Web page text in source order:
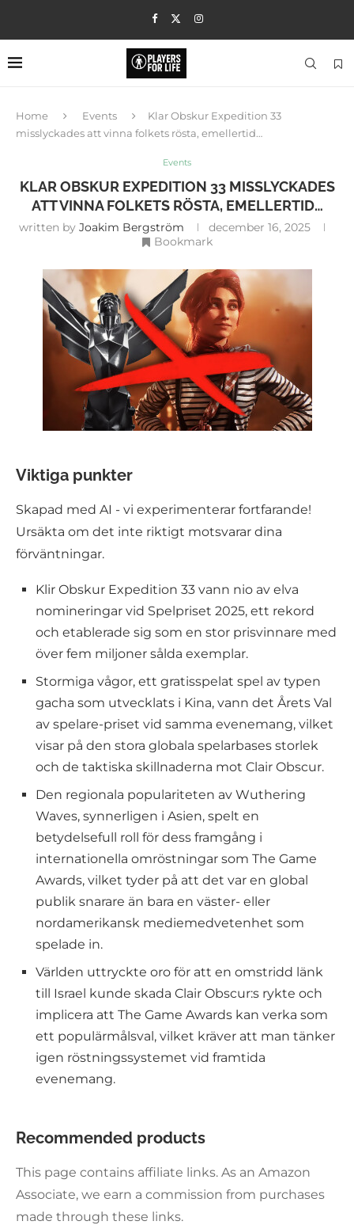
Home Events
Klar Obskur Expedition 33
misslyckades att vinna folkets rösta, emellertid…
Events
KLAR OBSKUR EXPEDITION 33 MISSLYCKADES
ATT VINNA FOLKETS RÖSTA, EMELLERTID…
written by Joakim Bergström
december 16, 2025
Bookmark
Viktiga punkter
Skapad med AI - vi experimenterar fortfarande!
Ursäkta om det inte riktigt motsvarar dina
förväntningar.
Klir Obskur Expedition 33 vann nio av elva
nomineringar vid Spelpriset 2025, ett rekord
och etablerade sig som en stor prisvinnare med
över fem miljoner sålda exemplar.
Stormiga vågor, ett gratisspelat spel av typen
gacha som utvecklats i Kina, vann det Årets Val
av spelare-priset vid samma evenemang, vilket
visar på den stora globala spelarbases storlek
och de taktiska skillnaderna mot Clair Obscur.
Den regionala populariteten av Wuthering
Waves, synnerligen i Asien, spelt en
betydelsefull roll för dess framgång i
internationella omröstningar som The Game
Awards, vilket tyder på att det var en global
publik snarare än bara en väster- eller
nordamerikansk mediemedvetenhet som
spelade in.
Världen uttryckte oro för att en omstridd länk
till Israel kunde skada Clair Obscur:s rykte och
implicera att The Game Awards kan verka som
ett populärmålsval, vilket kräver att man tänker
igen röstningssystemet vid framtida
evenemang.
Recommended products
This page contains affiliate links. As an Amazon
Associate, we earn a commission from purchases
made through these links.